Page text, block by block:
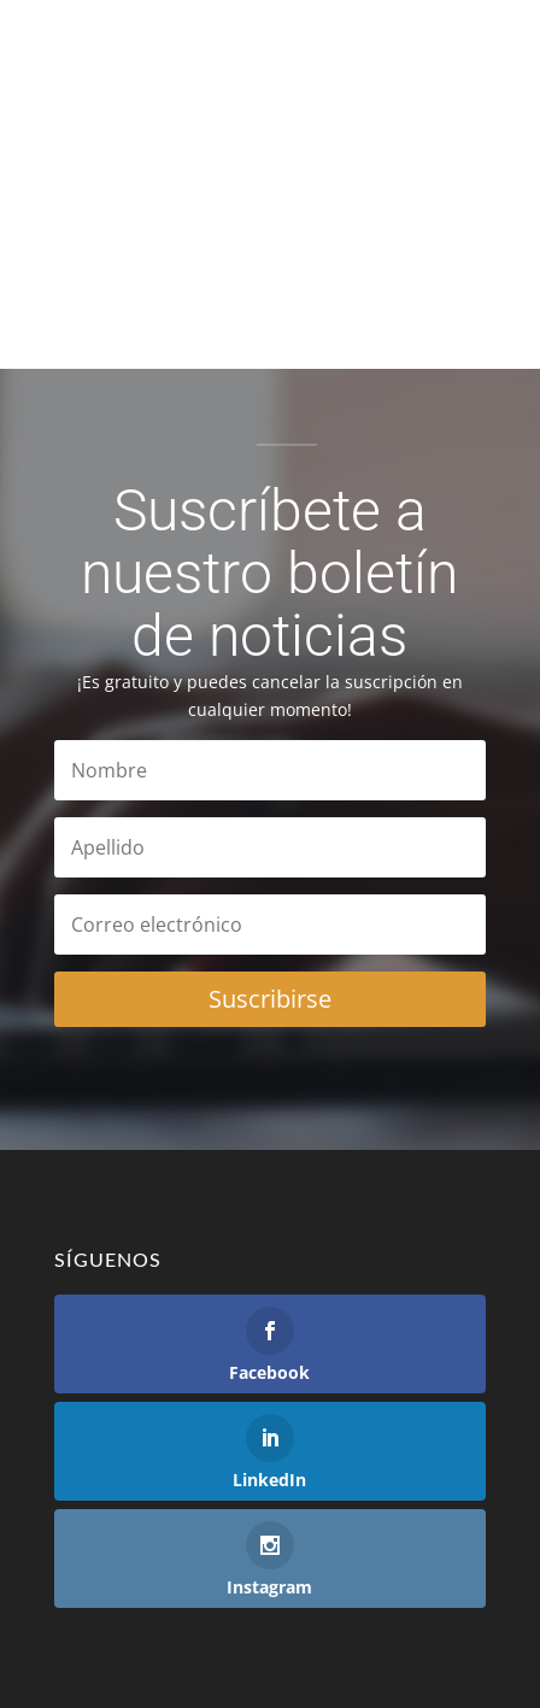
Suscríbete a
nuestro boletín
de noticias
¡Es gratuito y puedes cancelar la suscripción en
cualquier momento!
Suscribirse
SÍGUENOS
Facebook
LinkedIn
Instagram